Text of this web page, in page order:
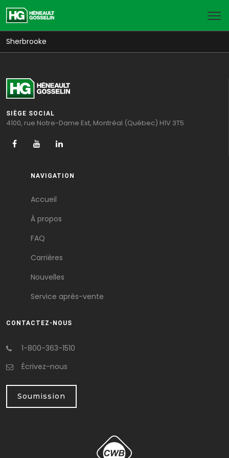
Sherbrooke
SIÈGE SOCIAL
4100, rue Notre-Dame Est, Montréal (Québec) H1V 3T5
NAVIGATION
Accueil
À propos
FAQ
Carrières
Nouvelles
Service après-vente
CONTACTEZ-NOUS
1-800-363-1510
Écrivez-nous
Soumission